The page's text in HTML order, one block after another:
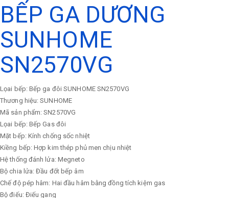
BẾP GA DƯƠNG
SUNHOME
SN2570VG
Lọai bếp: Bếp ga đôi SUNHOME SN2570VG
Thương hiệu: SUNHOME
Mã sản phẩm: SN2570VG
Lọai bếp: Bếp Gas đôi
Mặt bếp: Kính chống sốc nhiệt
Kiềng bếp: Hợp kim thép phủ men chịu nhiệt
Hệ thống đánh lửa: Megneto
Bộ chia lửa: Đầu đốt bếp âm
Chế độ pép hâm: Hai đầu hâm bằng đồng tích kiệm gas
Bộ điếu: Điếu gang